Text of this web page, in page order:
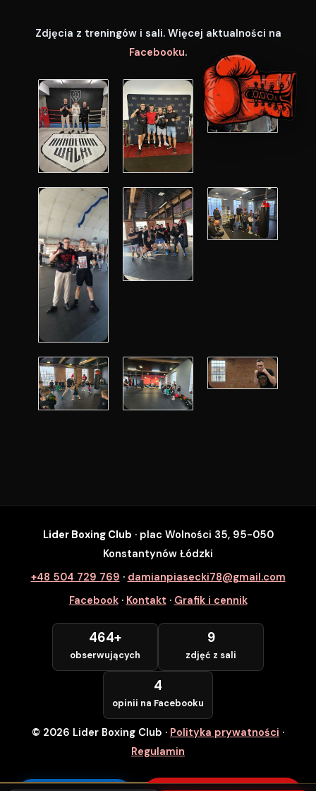
Zdjęcia z treningów i sali. Więcej aktualności na
Facebooku.
SZYBKI ZAPIS
Zapisz się na wybrane zajęcia
Numer Telefonu *
POTWIERDZAM — WCHODZĘ ZA
DARMO
Lider Boxing Club · plac Wolności 35, 95-050
Konstantynów Łódzki
+48 504 729 769 · damianpiasecki78@gmail.com
Facebook· Kontakt · Grafik i cennik
464+
obserwujących
9
zdjęć z sali
4
opinii na Facebooku
© 2026 Lider Boxing Club · Polityka prywatności ·
Regulamin